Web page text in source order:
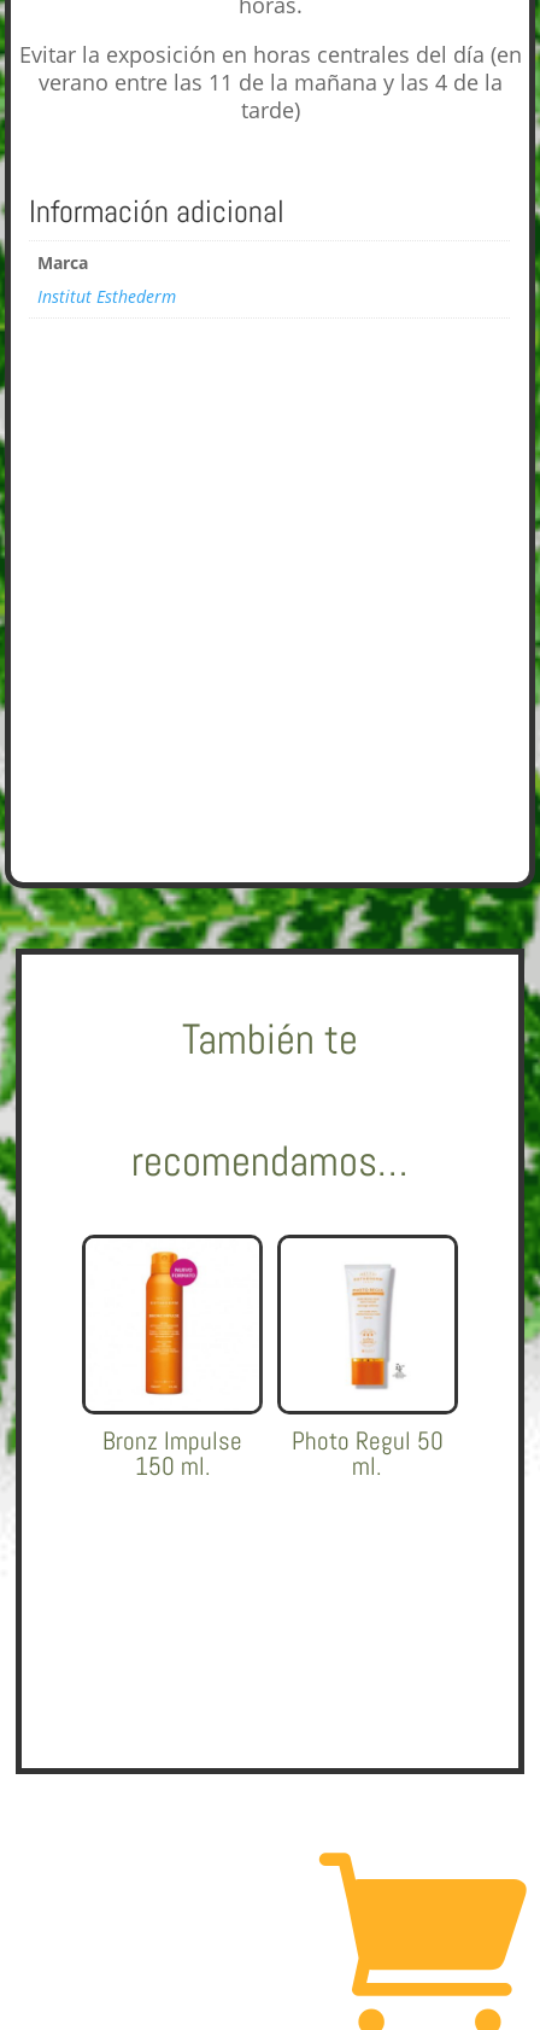
Evitar la exposición en horas centrales del día (en
verano entre las 11 de la mañana y las 4 de la
tarde)
Información adicional
Marca
Institut Esthederm
También te
recomendamos…
Bronz Impulse
150 ml.
Photo Regul 50
ml.
